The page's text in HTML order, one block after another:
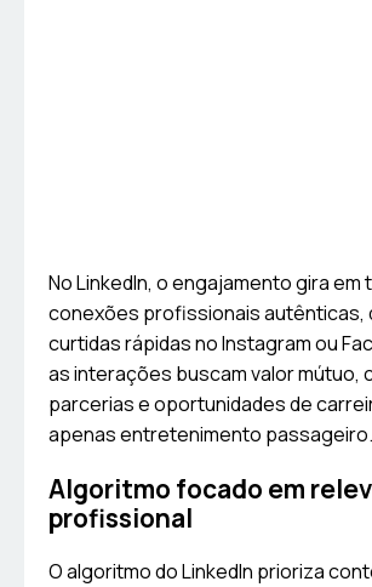
No LinkedIn, o engajamento gira em
conexões profissionais autênticas,
curtidas rápidas no Instagram ou
as interações buscam valor mútuo,
parcerias e oportunidades de
apenas entretenimento passageiro.
Algoritmo focado em
profissional
O algoritmo do LinkedIn prioriza